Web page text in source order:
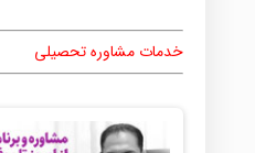
خدمات مشاوره تحصیلی